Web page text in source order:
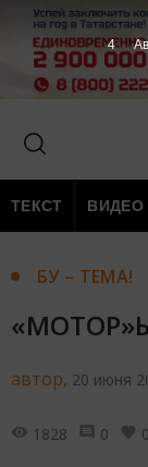
ТЕКСТ ВИДЕО
БУ – ТЕМА!
автор, 20 июня
1828 0 0
3